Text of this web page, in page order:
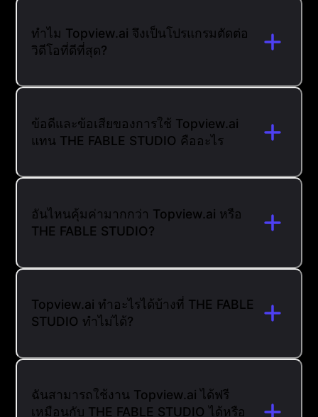
ทำไม Topview.ai จึงเป็นโปรแกรมตัดต่อ
วิดีโอที่ดีที่สุด?
ข้อดีและข้อเสียของการใช้ Topview.ai
แทน THE FABLE STUDIO คืออะไร
อันไหนคุ้มค่ามากกว่า Topview.ai หรือ
THE FABLE STUDIO?
Topview.ai ทำอะไรได้บ้างที่ THE FABLE
STUDIO ทำไม่ได้?
ฉันสามารถใช้งาน Topview.ai ได้ฟรี
เหมือนกับ THE FABLE STUDIO ได้หรือ